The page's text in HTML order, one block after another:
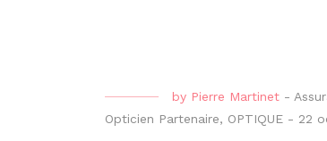
by Pierre Martinet -
Opticien Partenaire, OPTIQUE - 22